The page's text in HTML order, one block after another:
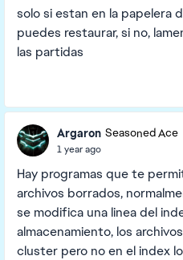
solo si estan en la papelera
puedes restaurar, si no,
las partidas
Argaron Seasoned Ace
1 year ago
Hay programas que te
archivos borrados,
se modifica una linea del
almacenamiento, los
cluster pero no en el index